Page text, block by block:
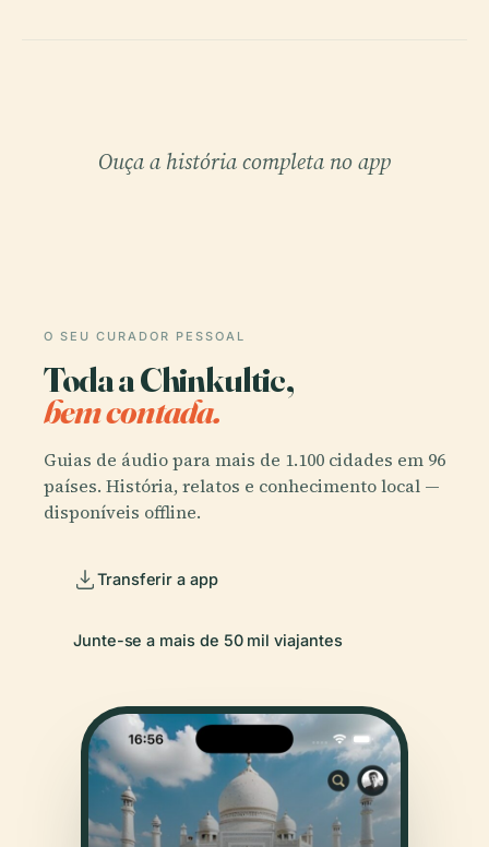
Ouça a história completa no app
O SEU CURADOR PESSOAL
Toda a Chinkultic,
bem contada.
Guias de áudio para mais de 1.100 cidades em 96
países. História, relatos e conhecimento local —
disponíveis offline.
Transferir a app
Junte-se a mais de 50 mil viajantes